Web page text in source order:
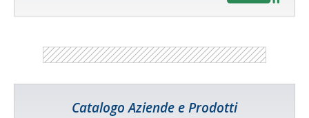
Catalogo Aziende e Prodotti